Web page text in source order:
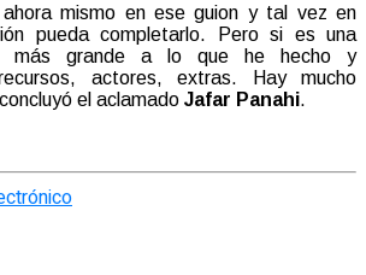
mismo en ese guion y tal vez en
pueda completarlo. Pero si es una
más grande a lo que he hecho y
actores, extras. Hay mucho
el aclamado Jafar Panahi.